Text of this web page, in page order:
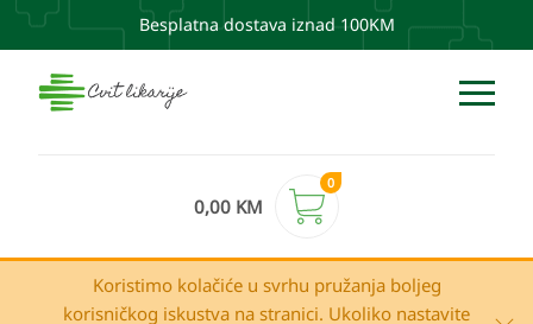
Besplatna dostava iznad 100KM
0,00 KM
0
Koristimo kolačiće u svrhu pružanja boljeg
korisničkog iskustva na stranici. Ukoliko nastavite